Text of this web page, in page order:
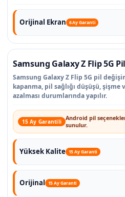
Orijinal Ekran 6 Ay Garanti
Samsung Galaxy Z Flip 5G
Samsung Galaxy Z Flip 5G pil
kapanma, pil sağlığı düşüşü,
azalması durumlarında yapılır.
15 Ay Garantili Android pil
sunulur.
Yüksek Kalite 15 Ay Garanti
Orijinal 15 Ay Garanti